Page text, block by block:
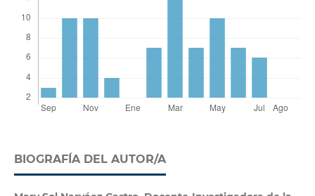
BIOGRAFÍA DEL AUTOR/A